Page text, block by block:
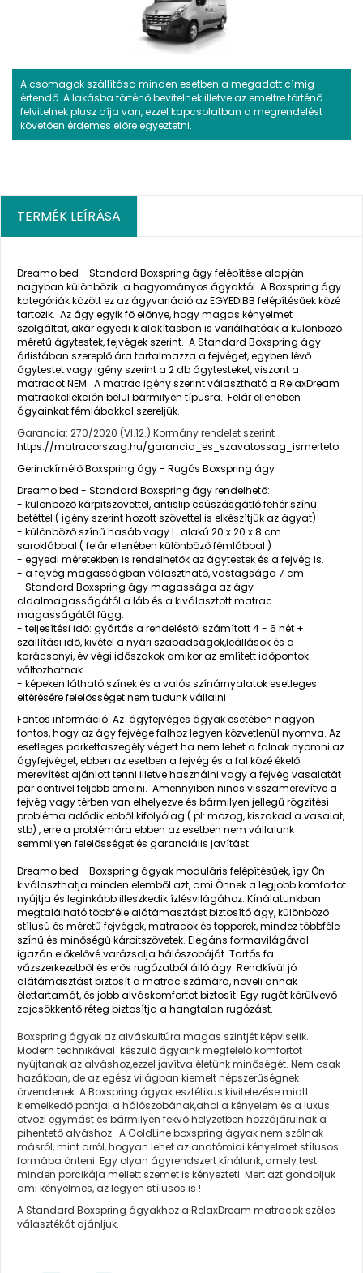
A csomagok szállítása minden esetben a megadott címig
értendő. A lakásba történő bevitelnek illetve az emeltre történő
felvitelnek plusz díja van, ezzel kapcsolatban a megrendelést
követően érdemes előre egyeztetni.
TERMÉK LEÍRÁSA
Dreamo bed - Standard Boxspring ágy felépítése alapján
nagyban különbözik a hagyományos ágyaktól. A Boxspring ágy
kategóriák között ez az ágyvariáció az EGYEDIBB felépítésűek közé
tartozik. Az ágy egyik fő előnye, hogy magas kényelmet
szolgáltat, akár egyedi kialakításban is variálhatóak a különböző
méretű ágytestek, fejvégek szerint. A Standard Boxspring ágy
árlistában szereplő ára tartalmazza a fejvéget, egyben lévő
ágytestet vagy igény szerint a 2 db ágytesteket, viszont a
matracot NEM. A matrac igény szerint választható a RelaxDream
matrackollekción belül bármilyen típusra. Felár ellenében
ágyainkat fémlábakkal szereljük.
Garancia: 270/2020 (VI.12.) Kormány rendelet szerint
https://matracorszag.hu/garancia_es_szavatossag_ismerteto
Gerinckímélő Boxspring ágy - Rugós Boxspring ágy
Dreamo bed - Standard Boxspring ágy rendelhető:
- különböző kárpitszövettel, antislip csúszásgátló fehér színű
betéttel ( igény szerint hozott szövettel is elkészítjük az ágyat)
- különböző színű hasáb vagy L alakú 20 x 20 x 8 cm
saroklábbal ( felár ellenében különböző fémlábbal )
- egyedi méretekben is rendelhetők az ágytestek és a fejvég is.
- a fejvég magasságban választható, vastagsága 7 cm.
- Standard Boxspring ágy magassága az ágy
oldalmagasságától a láb és a kiválasztott matrac
magasságától függ.
- teljesítési idő: gyártás a rendeléstől számított 4 - 6 hét +
szállítási idő, kivétel a nyári szabadságok,leállások és a
karácsonyi, év végi időszakok amikor az említett időpontok
változhatnak
- képeken látható színek és a valós színárnyalatok esetleges
eltérésére felelősséget nem tudunk vállalni
Fontos információ: Az ágyfejvéges ágyak esetében nagyon
fontos, hogy az ágy fejvége falhoz legyen közvetlenül nyomva. Az
esetleges parkettaszegély végett ha nem lehet a falnak nyomni az
ágyfejvéget, ebben az esetben a fejvég és a fal közé ékelő
merevítést ajánlott tenni illetve használni vagy a fejvég vasalatát
pár centivel feljebb emelni. Amennyiben nincs visszamerevítve a
fejvég vagy térben van elhelyezve és bármilyen jellegű rögzítési
probléma adódik ebből kifolyólag ( pl: mozog, kiszakad a vasalat,
stb) , erre a problémára ebben az esetben nem vállalunk
semmilyen felelősséget és garanciális javítást.
Dreamo bed - Boxspring ágyak moduláris felépítésűek, így Ön
kiválaszthatja minden elemből azt, ami Önnek a legjobb komfortot
nyújtja és leginkább illeszkedik ízlésvilágához. Kínálatunkban
megtalálható többféle alátámasztást biztosító ágy, különböző
stílusú és méretű fejvégek, matracok és topperek, mindez többféle
színű és minőségű kárpitszövetek. Elegáns formavilágával
igazán előkelővé varázsolja hálószobáját. Tartós fa
vázszerkezetből és erős rugózatból álló ágy. Rendkívül jó
alátámasztást biztosít a matrac számára, növeli annak
élettartamát, és jobb alváskomfortot biztosít. Egy rugót körülvevő
zajcsökkentő réteg biztosítja a hangtalan rugózást.
Boxspring ágyak az alváskultúra magas szintjét képviselik.
Modern technikával készülő ágyaink megfelelő komfortot
nyújtanak az alváshoz,ezzel javítva életünk minőségét. Nem csak
hazákban, de az egész világban kiemelt népszerűségnek
örvendenek. A Boxspring ágyak esztétikus kivitelezése miatt
kiemelkedő pontjai a hálószobának,ahol a kényelem és a luxus
ötvözi egymást és bármilyen fekvő helyzetben hozzájárulnak a
pihentető alváshoz. A GoldLine boxspring ágyak nem szólnak
másról, mint arról, hogyan lehet az anatómiai kényelmet stílusos
formába önteni. Egy olyan ágyrendszert kínálunk, amely test
minden porcikája mellett szemet is kényezteti. Mert azt gondoljuk
ami kényelmes, az legyen stílusos is !
A Standard Boxspring ágyakhoz a RelaxDream matracok széles
választékát ajánljuk.